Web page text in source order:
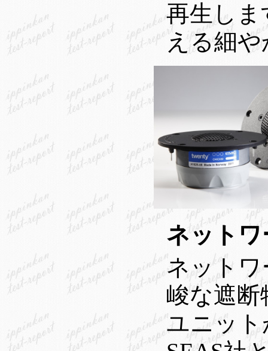
再生しま
える細
ネットワ
ネットワ
峻な遮断
ユニッ